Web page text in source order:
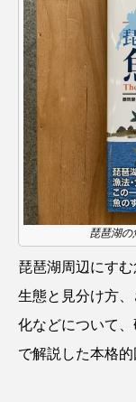
オオグソクムシ
オショロコマ
オットセイ
オーストラリア
カイロウドウケ
カクレクマノミ
琵琶湖の
琵琶湖周辺にす
生態と見分け方
化などについて
で解説した本格的